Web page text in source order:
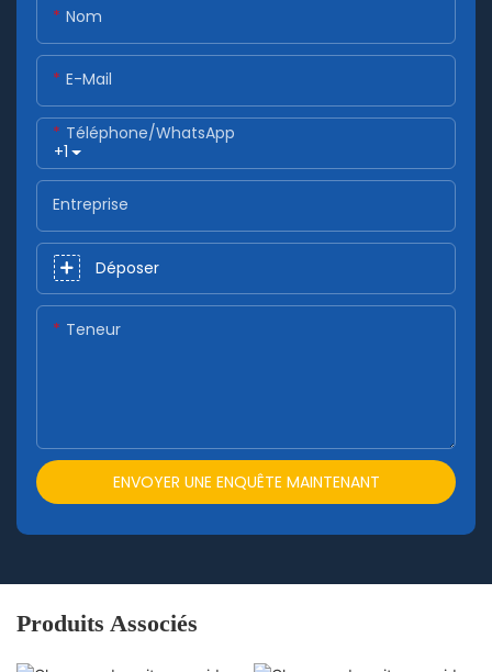
Nom
E-Mail
+1
Téléphone/WhatsApp
Entreprise
Déposer
Teneur
ENVOYER UNE ENQUÊTE MAINTENANT
Produits Associés